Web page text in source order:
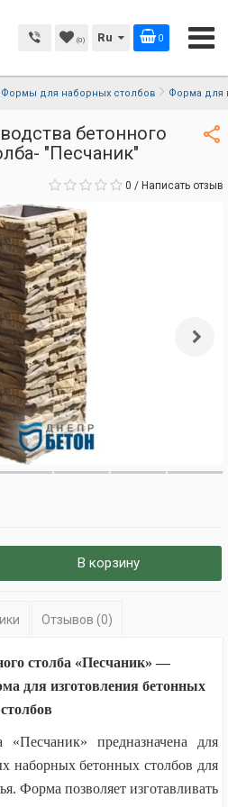
(0) Ru 0
Формы для наборных столбов Форма для
бетонного
"Песчаник"
0 / Написать отзыв
В корзину
Отзывов (0)
столба «Песчаник» —
для изготовления бетонных
столбов
«Песчаник» предназначена для
наборных бетонных столбов для
Форма позволяет изготавливать